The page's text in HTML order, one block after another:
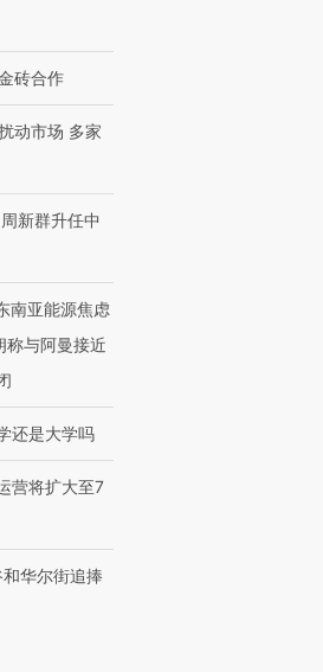
砖合作
动市场 多家
新群升任中
南亚能源焦虑
称与阿曼接近
还是大学吗
营将扩大至7
华尔街追捧